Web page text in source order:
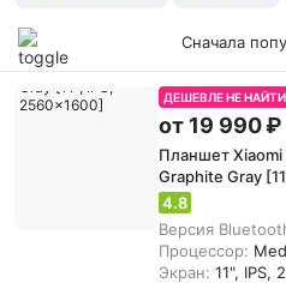
Сначала
ДЕШЕВЛЕ НЕ НАЙТИ
от 19 990 ₽
Планшет Xiaomi
Graphite Gray
4.8
Версия
Процессор:
Экран: 11", IPS,